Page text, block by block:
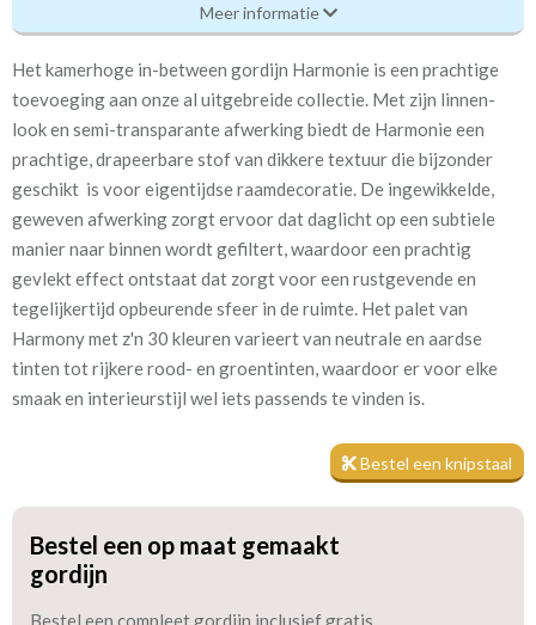
Eigenschappen gordijnstof
Artikelnummer
Pt_7239-211 Harmony
Kamerhoog 300 cm
Mate van verduistering:
Geen (voering optioneel
tijdens bestelproces)
Meestal eerder, maar houd
rekening met
circa 2-3 weken
Materiaal: Polyester
Ondanks dat het een in-between gordijn is, is de stof dicht
genoeg geweven zodat het zelfs gevoerd kan worden voor extra
Meer informatie
Het kamerhoge in-between gordijn Harmonie is een prachtige
toevoeging aan onze al uitgebreide collectie. Met zijn linnen-
look en semi-transparante afwerking biedt de Harmonie een
prachtige, drapeerbare stof van dikkere textuur die bijzonder
geschikt is voor eigentijdse raamdecoratie. De ingewikkelde,
geweven afwerking zorgt ervoor dat daglicht op een subtiele
manier naar binnen wordt gefiltert, waardoor een prachtig
gevlekt effect ontstaat dat zorgt voor een rustgevende en
tegelijkertijd opbeurende sfeer in de ruimte. Het palet van
Harmony met z'n 30 kleuren varieert van neutrale en aardse
tinten tot rijkere rood- en groentinten, waardoor er voor elke
smaak en interieurstijl wel iets passends te vinden is.
Bestel een knipstaal
Bestel een op maat gemaakt
gordijn
Bestel een compleet gordijn inclusief gratis